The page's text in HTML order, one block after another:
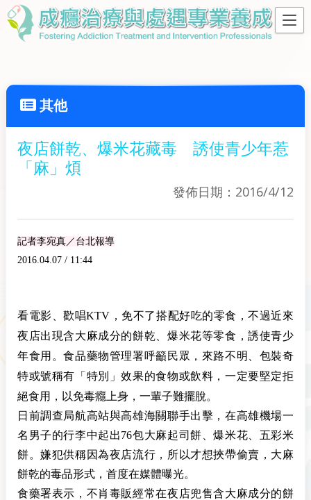
其他
夜店餅乾、爆米花藏毒 誘使青少年惹
「麻」煩
發佈日期：2016/4/12
記者李宛真／台北報導
2016.04.07 / 11:44
看電影、歡唱KTV，免不了搭配好吃的零食，不過近來
夜店出現含大麻成分的餅乾、爆米花等零食，誘使青少
年食用。食品藥物管理署呼籲民眾，來路不明、包裝奇
特或號稱有「特別」效果的食物或飲料，一定要堅定拒
絕食用，以免毒癮上身，一輩子難擺脫。
日前調查局航高站與高雄海關聯手出擊，在高雄機場一
名男子的行李中起出76包大麻起司餅、爆米花、五彩米
餅。嫌犯供稱因為夜店流行，所以才想挾帶偷賣，大麻
餅乾的毒品形式，首度在媒體曝光。
食藥署表示，不肖毒販經常在夜店兜售含大麻成分的餅